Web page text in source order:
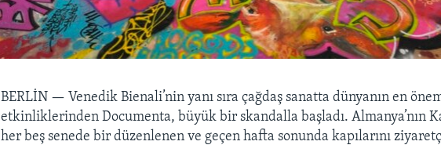
BERLİN — Venedik Bienali’nin yanı sıra çağdaş sanatta dünyanın en
etkinliklerinden Documenta, büyük bir skandalla başladı. Almanya’nın
her beş senede bir düzenlenen ve geçen hafta sonunda kapılarını